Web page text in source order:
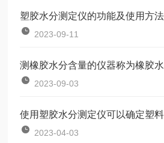
塑胶水分测定仪的功能及使用方法
2023-09-11
测橡胶水分含量的仪器称为橡胶
2023-09-03
2023-04-03